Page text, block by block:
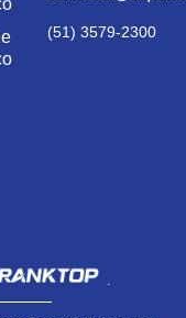
(51) 3579-2300
.